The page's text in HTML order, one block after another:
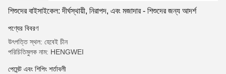
শিশুদের বাইসাইকেল: দীর্ঘস্থায়ী, নিরাপদ, এবং মজাদার - শিশুদের জন্য আদর্শ
পণ্যের বিবরণ
উৎপত্তি স্থল: হেবেই চীন
পরিচিতিমুলক নাম: HENGWEI
পেমেন্ট এবং শিপিং শর্তাবলী